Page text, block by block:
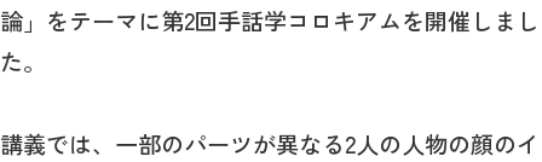
論」をテーマに第2回手話学コロキアムを開催しまし
た。
講義では、一部のパーツが異なる2人の人物の顔のイ